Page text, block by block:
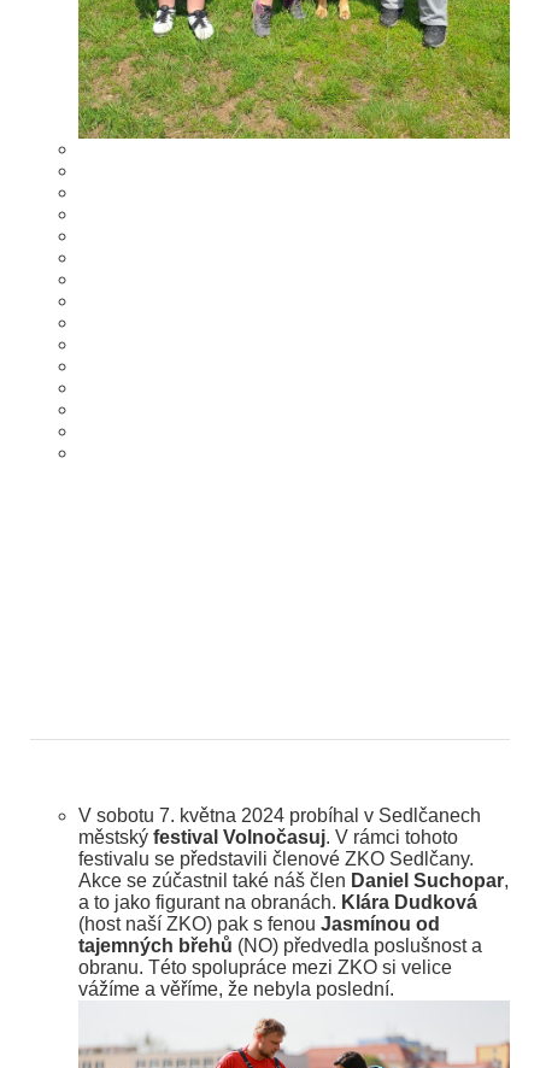
V sobotu 7. května 2024 probíhal v Sedlčanech
městskýfestival Volnočasuj. V rámci tohoto
festivalu se představili členové ZKO Sedlčany.
Akce se zúčastnil také náš člen Daniel Suchopar,
a to jako figurant na obranách. Klára Dudková
(host naší ZKO) pak s fenouJasmínou od
tajemných břehů (NO) předvedla poslušnost a
obranu. Této spolupráce mezi ZKO si velice
vážíme a věříme, že nebyla poslední.